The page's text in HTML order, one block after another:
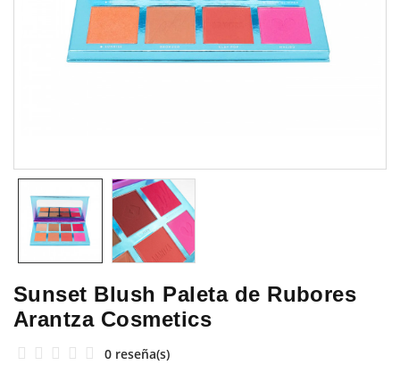
Sunset Blush Paleta de Rubores
Arantza Cosmetics
0 reseña(s)